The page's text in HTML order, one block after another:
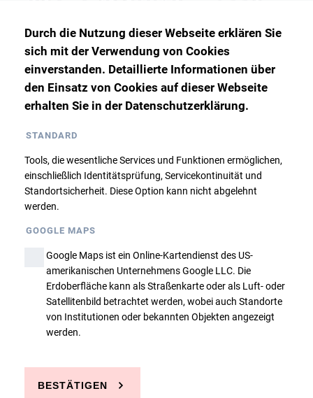
198/199)
9. März 2026
Ausbildungsbasis Hannover
nur über die Warteliste statt. Bitte nehmen
Sie ggfs. Kontakt mit uns auf!
Zurück
Durch die Nutzung dieser Webseite erklären Sie
sich mit der Verwendung von Cookies
einverstanden. Detaillierte Informationen über
den Einsatz von Cookies auf dieser Webseite
erhalten Sie in der Datenschutzerklärung.
STANDARD
Tools, die wesentliche Services und Funktionen ermöglichen,
einschließlich Identitätsprüfung, Servicekontinuität und
Standortsicherheit. Diese Option kann nicht abgelehnt
werden.
GOOGLE MAPS
Google Maps ist ein Online-Kartendienst des US-
amerikanischen Unternehmens Google LLC. Die
Erdoberfläche kann als Straßenkarte oder als Luft- oder
Satellitenbild betrachtet werden, wobei auch Standorte
von Institutionen oder bekannten Objekten angezeigt
werden.
BESTÄTIGEN